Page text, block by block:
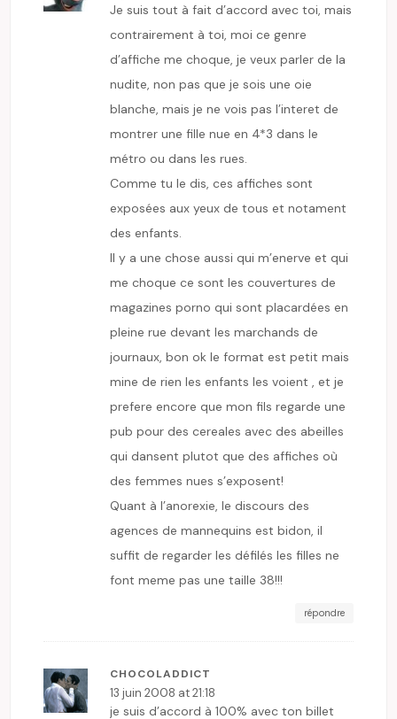
Je suis tout à fait d’accord avec toi, mais
contrairement à toi, moi ce genre
d’affiche me choque, je veux parler de la
nudite, non pas que je sois une oie
blanche, mais je ne vois pas l’interet de
montrer une fille nue en 4*3 dans le
métro ou dans les rues.
Comme tu le dis, ces affiches sont
exposées aux yeux de tous et notament
des enfants.
Il y a une chose aussi qui m’enerve et qui
me choque ce sont les couvertures de
magazines porno qui sont placardées en
pleine rue devant les marchands de
journaux, bon ok le format est petit mais
mine de rien les enfants les voient , et je
prefere encore que mon fils regarde une
pub pour des cereales avec des abeilles
qui dansent plutot que des affiches où
des femmes nues s’exposent!
Quant à l’anorexie, le discours des
agences de mannequins est bidon, il
suffit de regarder les défilés les filles ne
font meme pas une taille 38!!!
répondre
CHOCOLADDICT
13 juin 2008 at 21:18
je suis d’accord à 100% avec ton billet